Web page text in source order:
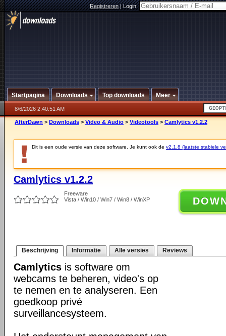
Registreren|Login:
Startpagina Downloads Top downloads Meer
8/6/2026 2:40:51 AM
AfterDawn > Downloads > Video & Audio > Videotools > Camlytics v1.2.2
Dit is een oude versie van deze software. Je kunt ook de v2.1.8 (laatste stabiele
Camlytics v1.2.2
Freeware
Vista / Win10 / Win7 / Win8 / WinXP
Beschrijving Informatie Alle versies Reviews
Camlytics is software om
webcams te beheren, video's op
te nemen en te analyseren. Een
goedkoop privé
surveillancesysteem.